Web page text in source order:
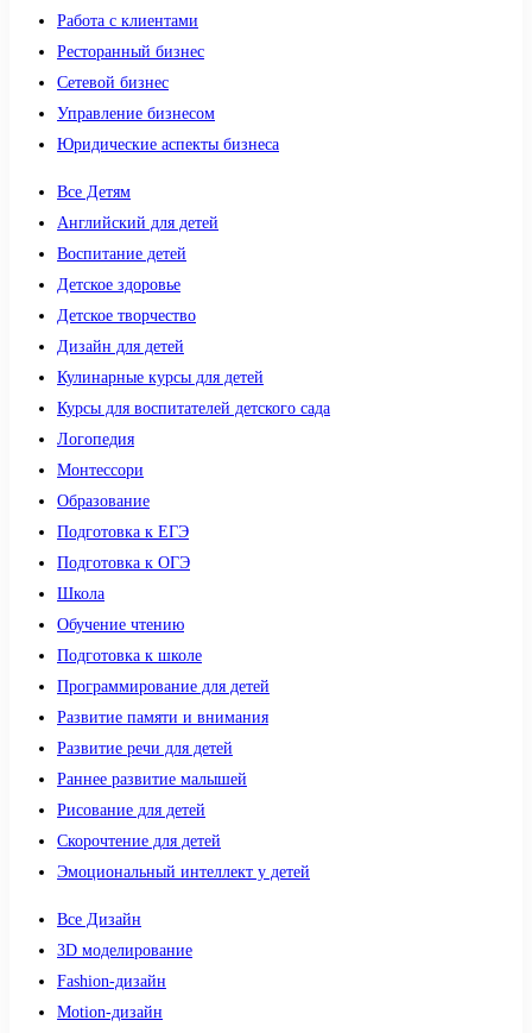
Работа с клиентами
Ресторанный бизнес
Сетевой бизнес
Управление бизнесом
Юридические аспекты бизнеса
Все Детям
Английский для детей
Воспитание детей
Детское здоровье
Детское творчество
Дизайн для детей
Кулинарные курсы для детей
Курсы для воспитателей детского сада
Логопедия
Монтессори
Образование
Подготовка к ЕГЭ
Подготовка к ОГЭ
Школа
Обучение чтению
Подготовка к школе
Программирование для детей
Развитие памяти и внимания
Развитие речи для детей
Раннее развитие малышей
Рисование для детей
Скорочтение для детей
Эмоциональный интеллект у детей
Все Дизайн
3D моделирование
Fashion-дизайн
Motion-дизайн